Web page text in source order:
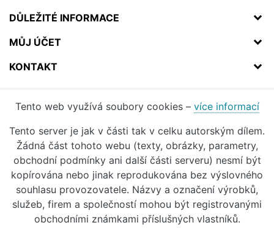
DŮLEŽITÉ INFORMACE
MŮJ ÚČET
KONTAKT
Tento web využívá soubory cookies – více informací
Tento server je jak v části tak v celku autorským dílem.
Žádná část tohoto webu (texty, obrázky, parametry,
obchodní podmínky ani další části serveru) nesmí být
kopírována nebo jinak reprodukována bez výslovného
souhlasu provozovatele. Názvy a označení výrobků,
služeb, firem a společností mohou být registrovanými
obchodními známkami příslušných vlastníků.